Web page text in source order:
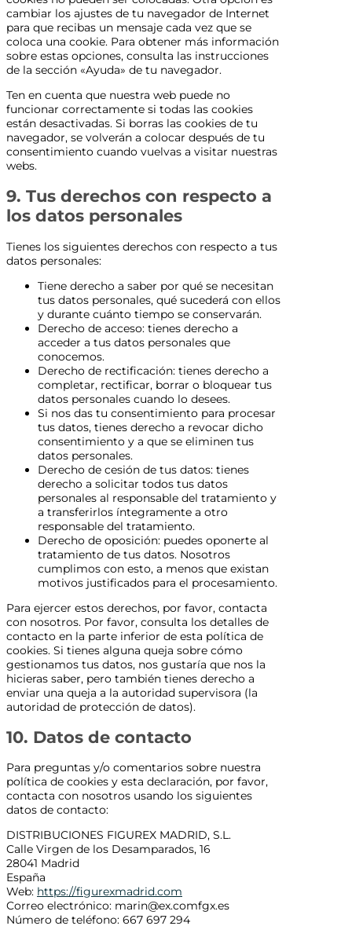
cambiar los ajustes de tu navegador de Internet
para que recibas un mensaje cada vez que se
coloca una cookie. Para obtener más información
sobre estas opciones, consulta las instrucciones
de la sección «Ayuda» de tu navegador.
Ten en cuenta que nuestra web puede no
funcionar correctamente si todas las cookies
están desactivadas. Si borras las cookies de tu
navegador, se volverán a colocar después de tu
consentimiento cuando vuelvas a visitar nuestras
webs.
9. Tus derechos con respecto a
los datos personales
Tienes los siguientes derechos con respecto a tus
datos personales:
Tiene derecho a saber por qué se necesitan
tus datos personales, qué sucederá con ellos
y durante cuánto tiempo se conservarán.
Derecho de acceso: tienes derecho a
acceder a tus datos personales que
conocemos.
Derecho de rectificación: tienes derecho a
completar, rectificar, borrar o bloquear tus
datos personales cuando lo desees.
Si nos das tu consentimiento para procesar
tus datos, tienes derecho a revocar dicho
consentimiento y a que se eliminen tus
datos personales.
Derecho de cesión de tus datos: tienes
derecho a solicitar todos tus datos
personales al responsable del tratamiento y
a transferirlos íntegramente a otro
responsable del tratamiento.
Derecho de oposición: puedes oponerte al
tratamiento de tus datos. Nosotros
cumplimos con esto, a menos que existan
motivos justificados para el procesamiento.
Para ejercer estos derechos, por favor, contacta
con nosotros. Por favor, consulta los detalles de
contacto en la parte inferior de esta política de
cookies. Si tienes alguna queja sobre cómo
gestionamos tus datos, nos gustaría que nos la
hicieras saber, pero también tienes derecho a
enviar una queja a la autoridad supervisora (la
autoridad de protección de datos).
10. Datos de contacto
Para preguntas y/o comentarios sobre nuestra
política de cookies y esta declaración, por favor,
contacta con nosotros usando los siguientes
datos de contacto:
DISTRIBUCIONES FIGUREX MADRID, S.L.
Calle Virgen de los Desamparados, 16
28041 Madrid
España
Web: https://figurexmadrid.com
Correo electrónico: marin@ex.comfgx.es
Número de teléfono: 667 697 294